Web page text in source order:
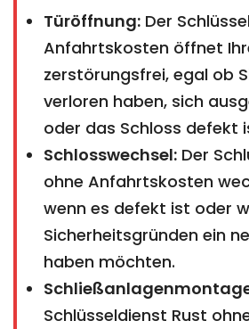
Türöffnung: Der
Anfahrtskosten öffnet
zerstörungsfrei, egal ob
verloren haben, sich
oder das Schloss defekt
Schlosswechsel: Der
ohne Anfahrtskosten
wenn es defekt ist oder
Sicherheitsgründen ein
haben möchten.
Schlüsseldienst Rust